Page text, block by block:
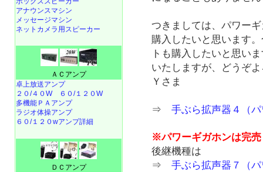
つきましては、パワー
購入したいと思います
トも購入したいと思い
いたしますが、どうぞ
Ｙさま
⇒手ぶら拡声器４（
※パワーギガホンは完
後継機種は
⇒手ぶら拡声器７（
アナウンスマシン
メッセージマシン
ネットカメラ用スピーカー
ＡＣアンプ
卓上放送アンプ
２０/４０W
６０/１２０W
多機能ＰＡアンプ
ラジオ体操アンプ
６０/１２０wアンプ詳細
ＤＣアンプ